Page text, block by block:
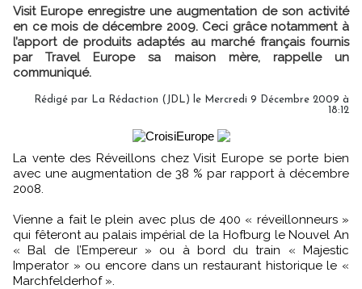
Visit Europe enregistre une augmentation de son activité
en ce mois de décembre 2009. Ceci grâce notamment à
l’apport de produits adaptés au marché français fournis
par Travel Europe sa maison mère, rappelle un
communiqué.
Rédigé par La Rédaction (JDL) le Mercredi 9 Décembre 2009 à
18:12
La vente des Réveillons chez Visit Europe se porte bien
avec une augmentation de 38 % par rapport à décembre
2008.
Vienne a fait le plein avec plus de 400 « réveillonneurs »
qui fêteront au palais impérial de la Hofburg le Nouvel An
« Bal de l’Empereur » ou à bord du train « Majestic
Imperator » ou encore dans un restaurant historique le «
Marchfelderhof ».